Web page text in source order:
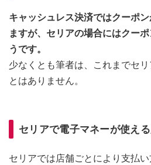
キャッシュレス決済ではクーポ
ますが、セリアの場合にはクー
うです。
少なくとも筆者は、これまでセ
とはありません。
セリアで電子マネーが使え
セリアでは店舗ごとにより支払い